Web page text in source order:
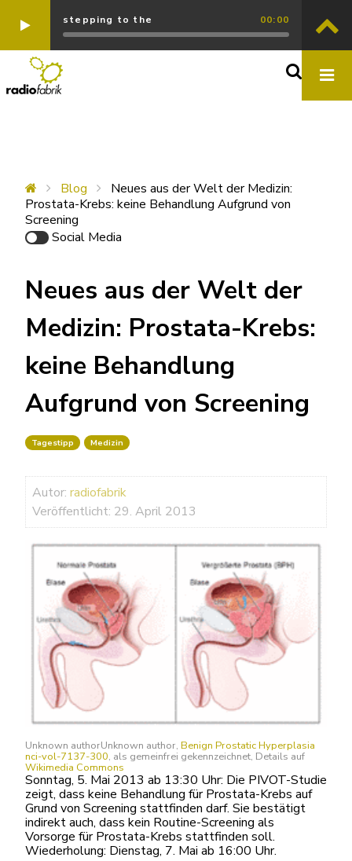
stepping to the 00:00
Blog
Neues aus der Welt der Medizin:
Prostata-Krebs: keine Behandlung Aufgrund von
Screening
Social Media
Neues aus der Welt der
Medizin: Prostata-Krebs:
keine Behandlung
Aufgrund von Screening
Tagestipp Medizin
Autor: radiofabrik
Veröffentlicht: 29. April 2013
Unknown authorUnknown author, Benign Prostatic Hyperplasia
nci-vol-7137-300, als gemeinfrei gekennzeichnet, Details auf
Wikimedia Commons
Sonntag, 5. Mai 2013 ab 13:30 Uhr: Die PIVOT-Studie
zeigt, dass keine Behandlung für Prostata-Krebs auf
Grund von Screening stattfinden darf. Sie bestätigt
indirekt auch, dass kein Routine-Screening als
Vorsorge für Prostata-Krebs stattfinden soll.
Wiederholung: Dienstag, 7. Mai ab 16:00 Uhr.